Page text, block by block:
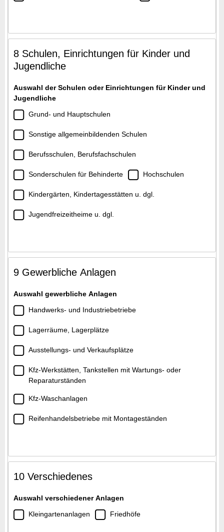
8 Schulen, Einrichtungen für Kinder und
Jugendliche
Auswahl der Schulen oder Einrichtungen für Kinder und
Jugendliche
Grund- und Hauptschulen
Sonstige allgemeinbildenden Schulen
Berufsschulen, Berufsfachschulen
Sonderschulen für Behinderte Hochschulen
Kindergärten, Kindertagesstätten u. dgl.
Jugendfreizeitheime u. dgl.
9 Gewerbliche Anlagen
Auswahl gewerbliche Anlagen
Handwerks- und Industriebetriebe
Lagerräume, Lagerplätze
Ausstellungs- und Verkaufsplätze
Kfz-Werkstätten, Tankstellen mit Wartungs- oder
Reparaturständen
Kfz-Waschanlagen
Reifenhandelsbetriebe mit Montageständen
10 Verschiedenes
Auswahl verschiedener Anlagen
Kleingartenanlagen
Friedhöfe